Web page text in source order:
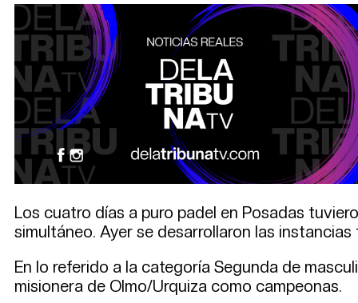
Los cuatro días a puro padel en Posadas
simultáneo. Ayer se desarrollaron las
En lo referido a la categoría Segunda de
misionera de Olmo/Urquiza como campeonas.